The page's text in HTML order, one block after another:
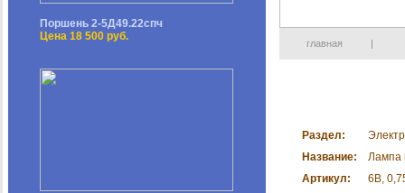
Поршень 2-5Д49.22спч
Цена 18 500 руб.
главная |
Раздел:
Название:
Лампа
Артикул:
6В,